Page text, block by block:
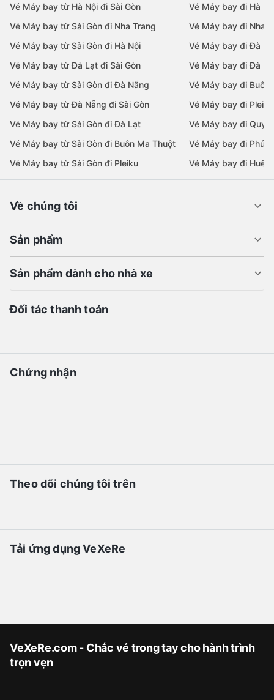
Vé Máy bay từ Hà Nội đi Sài Gòn
Vé Máy bay từ Sài Gòn đi Nha Trang
Vé Máy bay từ Sài Gòn đi Hà Nội
Vé Máy bay từ Đà Lạt đi Sài Gòn
Vé Máy bay từ Sài Gòn đi Đà Nẵng
Vé Máy bay từ Đà Nẵng đi Sài Gòn
Vé Máy bay từ Sài Gòn đi Đà Lạt
Vé Máy bay từ Sài Gòn đi Buôn Ma Thuột
Vé Máy bay từ Sài Gòn đi Pleiku
Vé Máy bay đi Hà
Vé Máy bay đi Nha
Vé Máy bay đi Đà
Vé Máy bay đi Đà
Vé Máy bay đi Buôn
Vé Máy bay đi Pleiku
Vé Máy bay đi Quy
Vé Máy bay đi Phú
Vé Máy bay đi Huế
Về chúng tôi
Sản phẩm
Sản phẩm dành cho nhà xe
Đối tác thanh toán
Chứng nhận
Theo dõi chúng tôi trên
Tải ứng dụng VeXeRe
VeXeRe.com - Chắc vé trong tay cho hành trình
trọn vẹn